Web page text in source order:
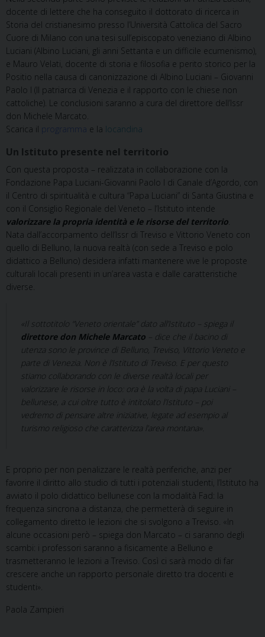
docente di lettere che ha conseguito il dottorato di ricerca in
Storia del cristianesimo presso l’Università Cattolica del Sacro
Cuore di Milano con una tesi sull’episcopato veneziano di Albino
Luciani (Albino Luciani, gli anni Settanta e un difficile ecumenismo),
e Mauro Velati, docente di storia e filosofia e perito storico per la
Positio nella causa di canonizzazione di Albino Luciani – Giovanni
Paolo I (Il patriarca di Venezia e il rapporto con le chiese non
cattoliche). Le conclusioni saranno a cura del direttore dell’Issr
don Michele Marcato.
Scarica il programma e la locandina
Un Istituto presente nel territorio
Con questa proposta – realizzata in collaborazione con la
Fondazione Papa Luciani-Giovanni Paolo I di Canale d’Agordo, con
il Centro di spiritualità e cultura “Papa Luciani” di Santa Giustina e
con il Consiglio Regionale del Veneto – l’Istituto intende
valorizzare la propria identità e le risorse del territorio.
Nata dall’accorpamento dell’Issr di Treviso e Vittorio Veneto con
quello di Belluno, la nuova realtà (con sede a Treviso e polo
didattico a Belluno) desidera infatti mantenere vive le proposte
culturali locali presenti in un’area vasta e dalle caratteristiche
diverse.
«Il sottotitolo “Veneto orientale” dato all’Istituto – spiega il
direttore don Michele Marcato – dice che il bacino di
utenza sono le province di Belluno, Treviso, Vittorio Veneto e
parte di Venezia. Non è l’Istituto di Treviso. E per questo
stiamo collaborando con le diverse realtà locali per
valorizzare le risorse in loco: ora è la volta di papa Luciani –
bellunese, a cui oltre tutto è intitolato l’Istituto – poi
vedremo di pensare altre iniziative, legate ad esempio al
turismo religioso che caratterizza l’area montana».
E proprio per non penalizzare le realtà periferiche, anzi per
favorire il diritto allo studio di tutti i potenziali studenti, l’Istituto ha
avviato il polo didattico bellunese con la modalità Fad: la
frequenza sincrona a distanza, che permetterà di seguire in
collegamento diretto le lezioni che si svolgono a Treviso. «In
alcune occasioni però – spiega don Marcato – ci saranno degli
scambi: i professori saranno a fisicamente a Belluno e
trasmetteranno le lezioni a Treviso. Così ci sarà modo di far
crescere anche un rapporto personale diretto tra docenti e
studenti».
Paola Zampieri